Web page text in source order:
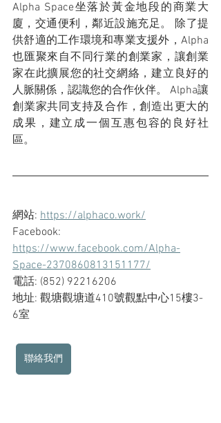
Alpha Space坐落於黃金地段的商業大
廈，交通便利，鄰近設施充足。 除了提
供舒適的工作環境和專業支援外，Alpha
也匯聚來自不同行業的創業家，讓創業
家在此擴展您的社交網絡，建立良好的
人脈關係，認識您的合作伙伴。 Alpha讓
創業家共同支持及合作，創造出更大的
成果，建立成一個互惠包容的良好社
區。
網站: https://alphaco.work/
Facebook:
https://www.facebook.com/Alpha-
Space-2370860813151177/
電話: (852) 92216206
地址: 觀塘觀塘道410號觀點中心15樓3-
6室
聯絡我們